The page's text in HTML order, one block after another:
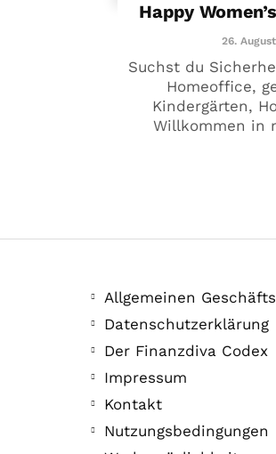
Happy
26.
Suchst du
Homeoffice,
Kindergärten,
Willkommen in
Allgemeinen
Datenschutzerklärung
Der Finanzdiva Codex
Impressum
Kontakt
Nutzungsbedingungen